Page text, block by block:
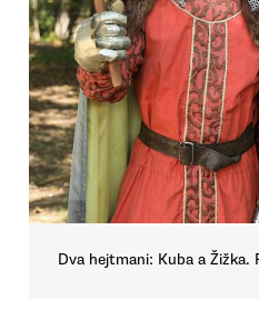
Dva hejtmani: Kuba a